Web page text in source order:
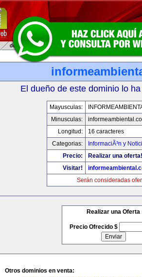
El dueño de este dominio lo
Mayusculas:
Minusculas:
Longitud:
16 caracteres
Categorias:
InformaciÃ³n y
Precio:
Realizar una oferta!
Visitar!
Serán consideradas
Realizar una Oferta
Precio Ofrecido $
Otros dominios en venta: